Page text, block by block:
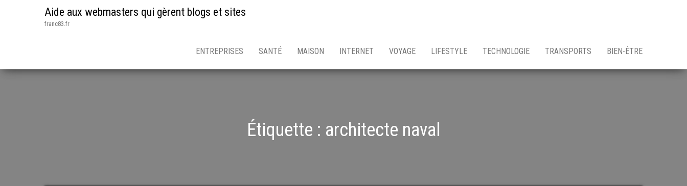
Aide aux webmasters qui gèrent blogs et sites
franc83.fr
ENTREPRISES SANTÉ MAISON INTERNET VOYAGE LIFESTYLE TECHNOLOGIE TRANSPORTS BIEN-ÊTRE
Étiquette : architecte naval